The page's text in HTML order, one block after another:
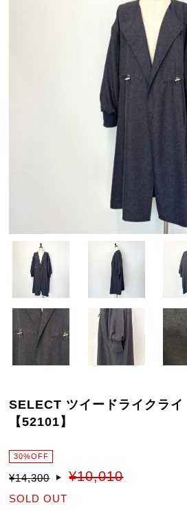
SELECT ツイードライクライ
【52101】
30%OFF
¥14,300 ¥10,010
SOLD OUT